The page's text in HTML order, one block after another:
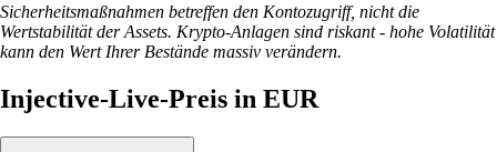
Sicherheitsmaßnahmen betreffen den Kontozugriff, nicht die
Wertstabilität der Assets. Krypto-Anlagen sind riskant - hohe Volatilität
kann den Wert Ihrer Bestände massiv verändern.
Injective-Live-Preis in EUR